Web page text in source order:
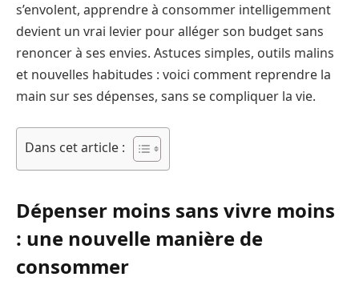
s’envolent, apprendre à consommer intelligemment
devient un vrai levier pour alléger son budget sans
renoncer à ses envies. Astuces simples, outils malins
et nouvelles habitudes : voici comment reprendre la
main sur ses dépenses, sans se compliquer la vie.
Dans cet article :
Dépenser moins sans vivre moins
: une nouvelle manière de
consommer